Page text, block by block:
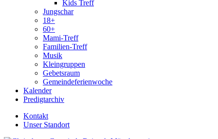
Kids Treff
Jungschar
18+
60+
Mami-Treff
Familien-Treff
Musik
Kleingruppen
Gebetsraum
Gemeindeferienwoche
Kalender
Predigtarchiv
Kontakt
Unser Standort